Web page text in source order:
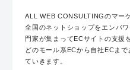
ALL WEB CONSULTINGのマー
全国のネットショップをエンパ
門家が集まってECサイトの支援
どのモール系ECから自社ECま
ていきます。